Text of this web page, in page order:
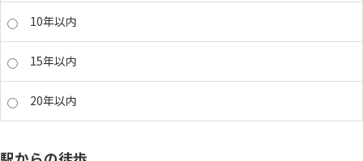
10年以内
15年以内
20年以内